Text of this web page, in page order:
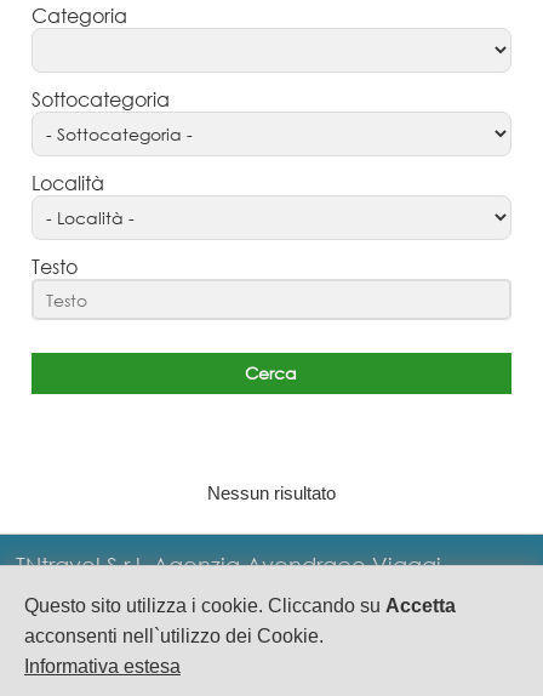
Questo sito utilizza i cookie. Cliccando su Accetta
acconsenti nell`utilizzo dei Cookie.
Informativa estesa
Categoria
Sottocategoria
Località
Testo
Nessun risultato
TNtravel S.r.l. Agenzia Avendrace Viaggi
P.IVA: IT02793620929 - Via M.Sabotino 10/C
Cagliari - Tel. 0039.070.2086124 -
info@tntravel.net